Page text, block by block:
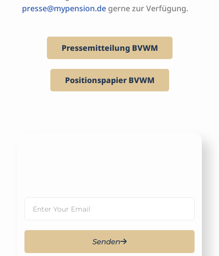
presse@mypension.de gerne zur Verfügung.
Pressemitteilung BVWM
Positionspapier BVWM
Senden